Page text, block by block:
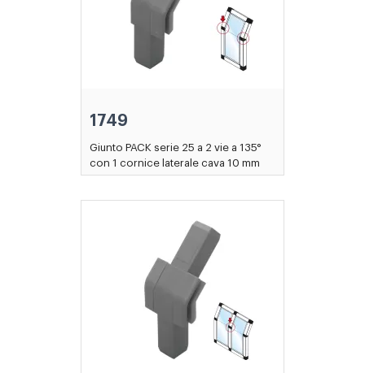
1749
Giunto PACK serie 25 a 2 vie a 135°
con 1 cornice laterale cava 10 mm